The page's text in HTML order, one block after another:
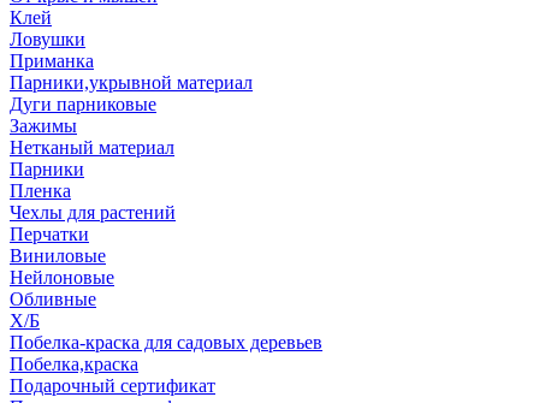
Клей
Ловушки
Приманка
Парники,укрывной материал
Дуги парниковые
Зажимы
Нетканый материал
Парники
Пленка
Чехлы для растений
Перчатки
Виниловые
Нейлоновые
Обливные
Х/Б
Побелка-краска для садовых деревьев
Побелка,краска
Подарочный сертификат